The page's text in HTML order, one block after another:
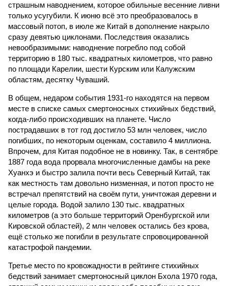
страшным наводнением, которое обильные весенние ливни
только усугубили. К июню всё это преобразовалось в
массовый потоп, в июле же Китай в дополнение накрыло
сразу девятью циклонами. Последствия оказались
невообразимыми: наводнение погребло под собой
территорию в 180 тыс. квадратных километров, что равно
по площади Карелии, шести Курским или Калужским
областям, десятку Чуваший.
В общем, недаром события 1931-го находятся на первом
месте в списке самых смертоносных стихийных бедствий,
когда-либо происходивших на планете. Число
пострадавших в тот год достигло 53 млн человек, число
погибших, по некоторым оценкам, составило 4 миллиона.
Впрочем, для Китая подобное не в новинку. Так, в сентябре
1887 года вода прорвала многочисленные дамбы на реке
Хуанхэ и быстро залила почти весь Северный Китай, так
как местность там довольно низменная, и потоп просто не
встречал препятствий на своём пути, уничтожая деревни и
целые города. Водой залило 130 тыс. квадратных
километров (а это больше территорий Оренбургской или
Кировской областей), 2 млн человек остались без крова,
ещё столько же погибли в результате спровоцированной
катастрофой пандемии.
Третье место по кровожадности в рейтинге стихийных
бедствий занимает смертоносный циклон Бхола 1970 года,